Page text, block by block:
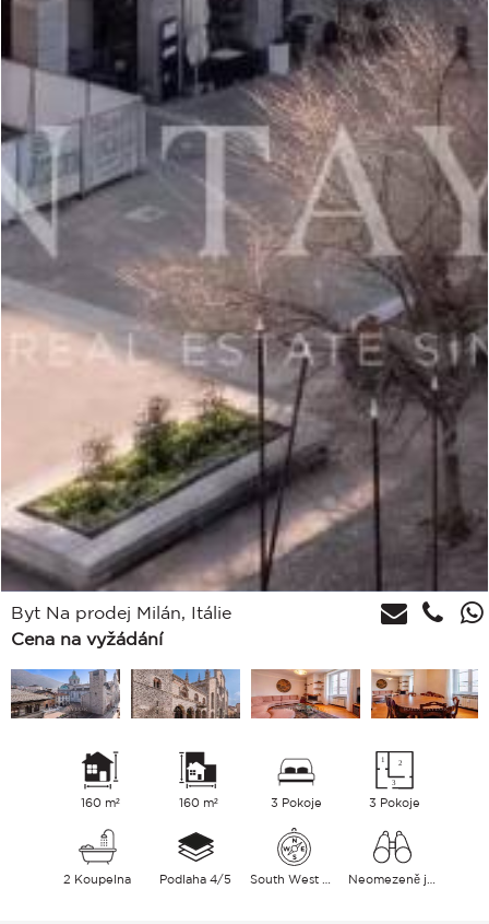
Byt Na prodej Milán, Itálie
Cena na vyžádání
160 m² 160 m² 3 Pokoje 3 Pokoje
2 Koupelna Podlaha 4/5